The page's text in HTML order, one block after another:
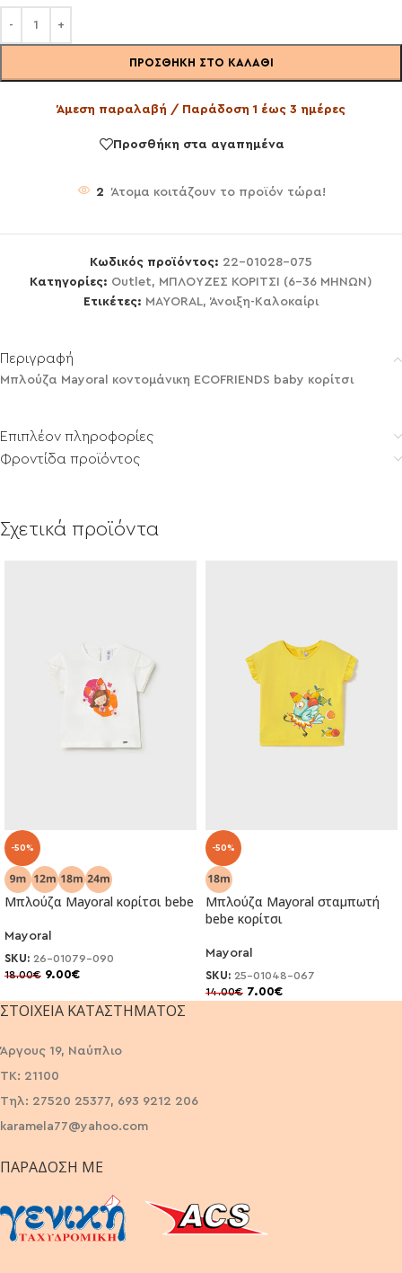
ΠΡΟΣΘΉΚΗ ΣΤΟ ΚΑΛΆΘΙ
Άμεση παραλαβή / Παράδοση 1 έως 3 ημέρες
Προσθήκη στα αγαπημένα
2 Άτομα κοιτάζουν το προϊόν τώρα!
Κωδικός προϊόντος: 22-01028-075
Κατηγορίες: Outlet, ΜΠΛΟΥΖΕΣ ΚΟΡΙΤΣΙ (6-36 ΜΗΝΩΝ)
Ετικέτες: MAYORAL, Άνοιξη-Καλοκαίρι
Περιγραφή
Μπλούζα Mayoral κοντομάνικη ECOFRIENDS baby κορίτσι
Επιπλέον πληροφορίες
Φροντίδα προϊόντος
Σχετικά προϊόντα
-50%
Μπλούζα Mayoral κορίτσι bebe
Mayoral
SKU: 26-01079-090
18.00€ 9.00€
-50%
Μπλούζα Mayoral σταμπωτή
bebe κορίτσι
Mayoral
SKU: 25-01048-067
14.00€ 7.00€
ΣΤΟΙΧΕΊΑ ΚΑΤΑΣΤΉΜΑΤΟΣ
Άργους 19, Ναύπλιο
ΤΚ: 21100
Τηλ: 27520 25377, 693 9212 206
karamela77@yahoo.com
ΠΑΡΆΔΟΣΗ ΜΕ